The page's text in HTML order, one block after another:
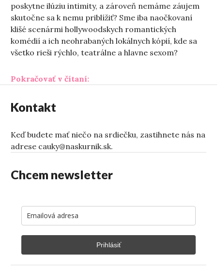
poskytne ilúziu intimity, a zároveň nemáme záujem
skutočne sa k nemu priblížiť? Sme iba naočkovaní
klišé scenármi hollywoodskych romantických
komédií a ich neohrabaných lokálnych kópií, kde sa
všetko rieši rýchlo, teatrálne a hlavne sexom?
Pokračovať v čítaní:„Ten človek medzitým“
Kontakt
Keď budete mať niečo na srdiečku, zastihnete nás na
adrese cauky@naskurnik.sk.
Chcem newsletter
Prihlásiť